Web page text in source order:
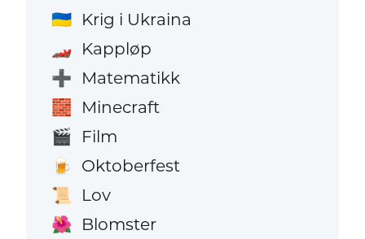
🇺🇦 Krig i Ukraina
🏎️ Kappløp
➕ Matematikk
🧱 Minecraft
🎬 Film
🍺 Oktoberfest
📜 Lov
🌺 Blomster